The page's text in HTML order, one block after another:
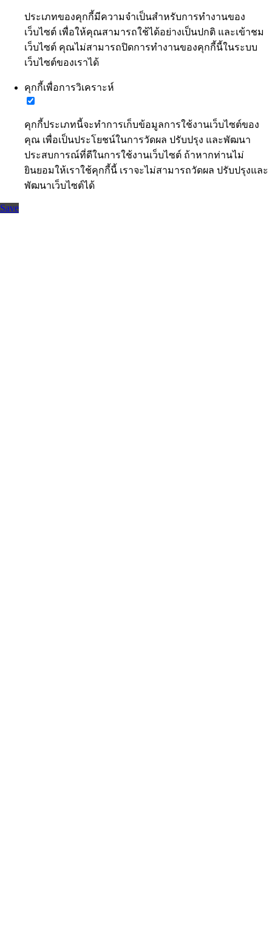
ประเภทของคุกกี้มีความจำเป็นสำหรับการทำงานของ
เว็บไซต์ เพื่อให้คุณสามารถใช้ได้อย่างเป็นปกติ และเข้าชม
เว็บไซต์ คุณไม่สามารถปิดการทำงานของคุกกี้นี้ในระบบ
เว็บไซต์ของเราได้
คุกกี้เพื่อการวิเคราะห์
คุกกี้ประเภทนี้จะทำการเก็บข้อมูลการใช้งานเว็บไซต์ของ
คุณ เพื่อเป็นประโยชน์ในการวัดผล ปรับปรุง และพัฒนา
ประสบการณ์ที่ดีในการใช้งานเว็บไซต์ ถ้าหากท่านไม่
ยินยอมให้เราใช้คุกกี้นี้ เราจะไม่สามารถวัดผล ปรับปรุงและ
พัฒนาเว็บไซต์ได้
Save